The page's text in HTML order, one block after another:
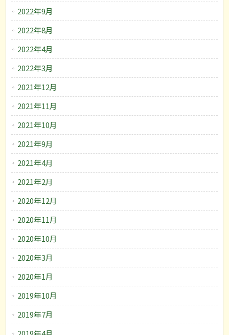
2022年9月
2022年8月
2022年4月
2022年3月
2021年12月
2021年11月
2021年10月
2021年9月
2021年4月
2021年2月
2020年12月
2020年11月
2020年10月
2020年3月
2020年1月
2019年10月
2019年7月